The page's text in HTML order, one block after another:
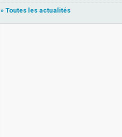
» Toutes les actualités